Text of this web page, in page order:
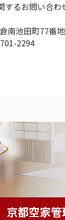
るお問い合わ
南池田町77番地
2294
京都空家管